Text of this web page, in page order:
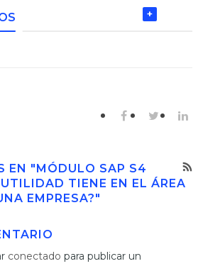
+
EN "MÓDULO SAP S4
TIENE EN EL ÁREA
EMPRESA?"
conectado para publicar un